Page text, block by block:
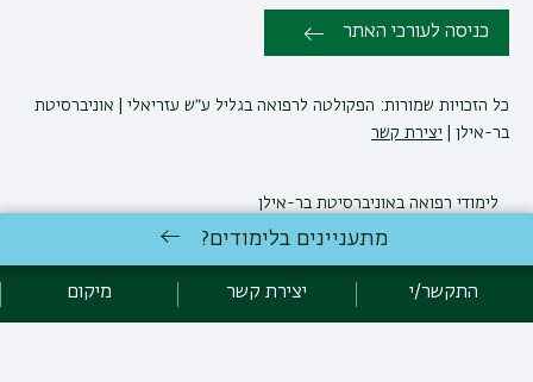
כניסה לעורכי האתר
כל הזכויות שמורות: הפקולטה לרפואה בגליל ע״ש עזריאלי | אוניברסיטת
בר-אילן | יצירת קשר
לימודי רפואהבאוניברסיטת בר-אילן
אגף תקשוב, אוניברסיטת בר-אילן
אקדימה בר-אילן
מתעניינים בלימודים?
התקשר/י יצירת קשר מיקום